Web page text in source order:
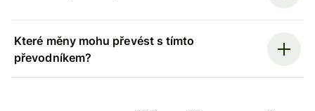
Které měny mohu převést s tímto
převodníkem?